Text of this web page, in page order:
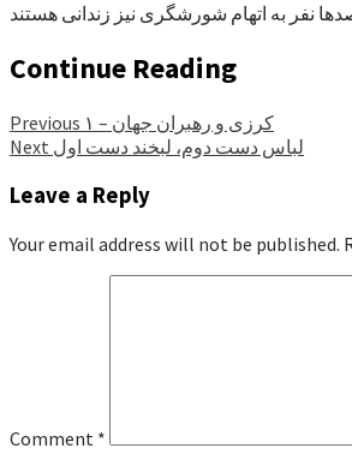
Continue Reading
Previous
کرزی و رهبران جهان – ۱
Next لباس دست دوم، لبخند دست اول
Leave a Reply
Your email address will not be published.
Comment *